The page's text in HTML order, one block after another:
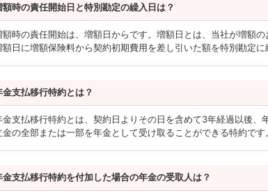
額時の責任開始日と特別勘定の繰入日は？
額時の責任開始は、増額日からです。増額日とは、当社が増額の
額日に増額保険料から契約初期費用を差し引いた額を特別勘定に
金支払移行特約とは？
金支払移行特約とは、契約日よりその日を含めて3年経過以後、
金の全部または一部を年金として受け取ることができる特約です。
金支払移行特約を付加した場合の年金の受取人は？